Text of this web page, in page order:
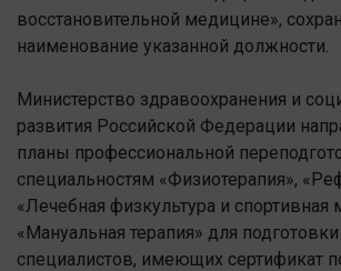
восстановительной медицине»,
наименование указанной должности.
Министерство здравоохранения и
развития Российской Федерации
планы профессиональной
специальностям «Физиотерапия»,
«Лечебная физкультура и спортивная
«Мануальная терапия» для
специалистов, имеющих сертификат